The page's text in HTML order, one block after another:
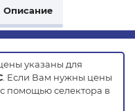
Описание
указаны для
. Если Вам нужны цены
помощью селектора в